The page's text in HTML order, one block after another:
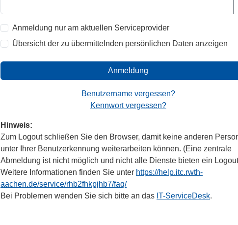
Anmeldung nur am aktuellen Serviceprovider
Übersicht der zu übermittelnden persönlichen Daten anzeigen
Anmeldung
Benutzername vergessen?
Kennwort vergessen?
Hinweis:
Zum Logout schließen Sie den Browser, damit keine anderen
unter Ihrer Benutzerkennung weiterarbeiten können. (Eine zentrale
Abmeldung ist nicht möglich und nicht alle Dienste bieten ein
Weitere Informationen finden Sie unter https://help.itc.rwth-
aachen.de/service/rhb2fhkpjhb7/faq/
Bei Problemen wenden Sie sich bitte an das IT-ServiceDesk.